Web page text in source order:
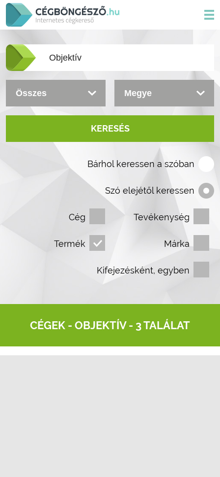
KERESÉS
Bárhol keressen a szóban
Szó elejétől keressen
Cég Tevékenység
Termék Márka
Kifejezésként, egyben
CÉGEK - OBJEKTÍV- 3 TALÁLAT